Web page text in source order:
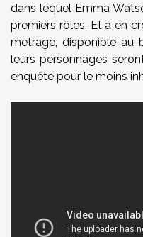
dans lequel Emma
premiers rôles. Et à en
métrage, disponible au
leurs personnages
enquête pour le moins